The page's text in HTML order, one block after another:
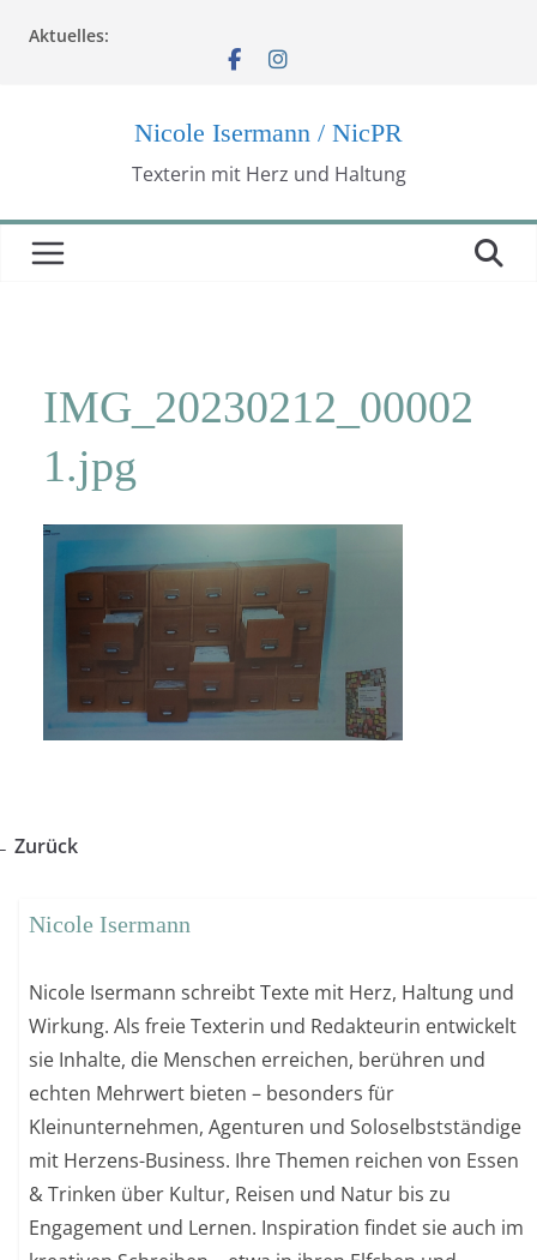
Inhalt
Aktuelles:
Nicole Isermann / NicPR
Texterin mit Herz und Haltung
IMG_20230212_00002
1.jpg
Zurück
Nicole Isermann
Nicole Isermann schreibt Texte mit Herz, Haltung und
Wirkung. Als freie Texterin und Redakteurin entwickelt
sie Inhalte, die Menschen erreichen, berühren und
echten Mehrwert bieten – besonders für
Kleinunternehmen, Agenturen und Soloselbstständige
mit Herzens-Business. Ihre Themen reichen von Essen
& Trinken über Kultur, Reisen und Natur bis zu
Engagement und Lernen. Inspiration findet sie auch im